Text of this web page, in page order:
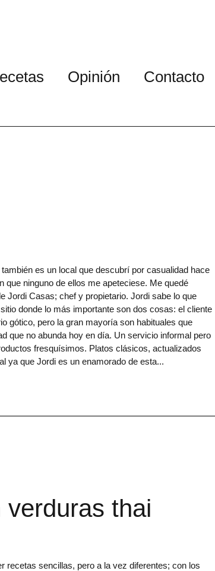
Opinión Contacto
es un local que descubrí por casualidad hace
ninguno de ellos me apeteciese. Me quedé
Jordi Casas; chef y propietario. Jordi sabe lo que
donde lo más importante son dos cosas: el cliente
gótico, pero la gran mayoría son habituales que
que no abunda hoy en día. Un servicio informal pero
fresquísimos. Platos clásicos, actualizados
ya que Jordi es un enamorado de esta
thai
sencillas, pero a la vez diferentes; con los